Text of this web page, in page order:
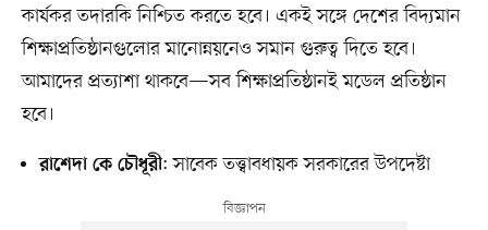
কার্যকর তদারকি নিশ্চিত করতে হবে। একই সঙ্গে দেশের বিদ্যমান
শিক্ষাপ্রতিষ্ঠানগুলোর মানোন্নয়নেও সমান গুরুত্ব দিতে হবে।
আমাদের প্রত্যাশা থাকবে—সব শিক্ষাপ্রতিষ্ঠানই মডেল প্রতিষ্ঠান
হবে।
রাশেদা কে চৌধূরী: সাবেক তত্ত্বাবধায়ক সরকারের উপদেষ্টা